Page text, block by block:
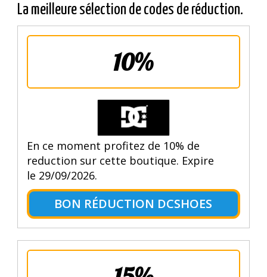
La meilleure sélection de codes de réduction.
10%
En ce moment profitez de 10% de
reduction sur cette boutique. Expire
le 29/09/2026.
BON RÉDUCTION DCSHOES